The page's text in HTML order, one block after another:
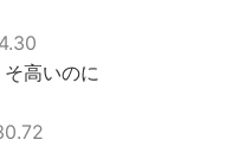
高いのに